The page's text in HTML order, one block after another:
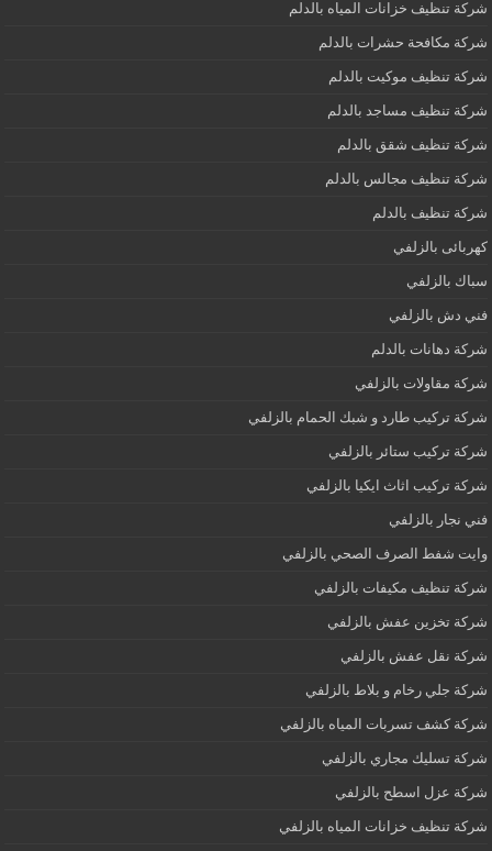
شركة تنظيف خزانات المياه بالدلم
شركة مكافحة حشرات بالدلم
شركة تنظيف موكيت بالدلم
شركة تنظيف مساجد بالدلم
شركة تنظيف شقق بالدلم
شركة تنظيف مجالس بالدلم
شركة تنظيف بالدلم
كهربائى بالزلفي
سباك بالزلفي
فني دش بالزلفي
شركة دهانات بالدلم
شركة مقاولات بالزلفي
شركة تركيب طارد و شبك الحمام بالزلفي
شركة تركيب ستائر بالزلفي
شركة تركيب اثاث ايكيا بالزلفي
فني نجار بالزلفي
وايت شفط الصرف الصحي بالزلفي
شركة تنظيف مكيفات بالزلفي
شركة تخزين عفش بالزلفي
شركة نقل عفش بالزلفي
شركة جلي رخام و بلاط بالزلفي
شركة كشف تسربات المياه بالزلفي
شركة تسليك مجاري بالزلفي
شركة عزل اسطح بالزلفي
شركة تنظيف خزانات المياه بالزلفي